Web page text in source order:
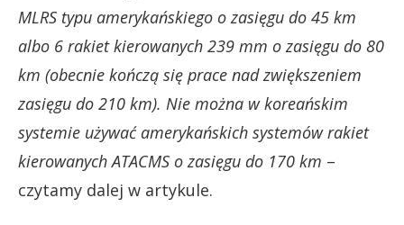
MLRS typu amerykańskiego o zasięgu do 45 km
albo 6 rakiet kierowanych 239 mm o zasięgu do 80
km (obecnie kończą się prace nad zwiększeniem
zasięgu do 210 km). Nie można w koreańskim
systemie używać amerykańskich systemów rakiet
kierowanych ATACMS o zasięgu do 170 km –
czytamy dalej w artykule.